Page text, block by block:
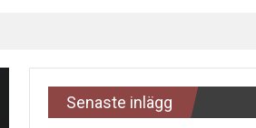
Senaste inlägg